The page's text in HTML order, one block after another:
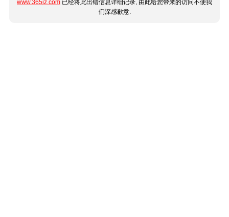
www.365jz.com 已经将此出错信息详细记录, 由此给您带来的访问不便我
们深感歉意.